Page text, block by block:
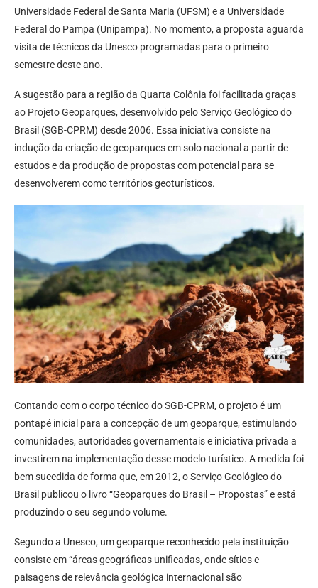
Universidade Federal de Santa Maria (UFSM) e a Universidade
Federal do Pampa (Unipampa). No momento, a proposta aguarda
visita de técnicos da Unesco programadas para o primeiro
semestre deste ano.
A sugestão para a região da Quarta Colônia foi facilitada graças
ao Projeto Geoparques, desenvolvido pelo Serviço Geológico do
Brasil (SGB-CPRM) desde 2006. Essa iniciativa consiste na
indução da criação de geoparques em solo nacional a partir de
estudos e da produção de propostas com potencial para se
desenvolverem como territórios geoturísticos.
Contando com o corpo técnico do SGB-CPRM, o projeto é um
pontapé inicial para a concepção de um geoparque, estimulando
comunidades, autoridades governamentais e iniciativa privada a
investirem na implementação desse modelo turístico. A medida foi
bem sucedida de forma que, em 2012, o Serviço Geológico do
Brasil publicou o livro “Geoparques do Brasil – Propostas” e está
produzindo o seu segundo volume.
Segundo a Unesco, um geoparque reconhecido pela instituição
consiste em “áreas geográficas unificadas, onde sítios e
paisagens de relevância geológica internacional são